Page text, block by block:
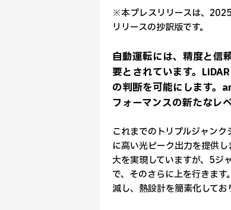
※本プレスリリースは、
リリースの抄訳版です。
自動運転には、精度と信
要とされています。
の判断を可能にします。
フォーマンスの新たなレ
これまでのトリプルジャン
に高い光ピーク出力を提供
大を実現していますが、5ジ
で、そのさらに上を行きま
減し、熱設計を簡素化して